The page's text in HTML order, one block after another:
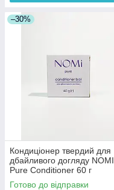
–30%
Кондиціонер твердий для
дбайливого догляду NOMI
Pure Conditioner 60 г
Готово до відправки